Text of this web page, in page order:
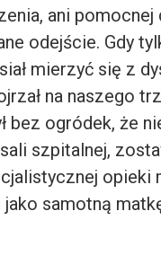
ani pomocnej
odejście. Gdy
mierzyć się z
na naszego
bez ogródek, że
szpitalnej,
opieki
samotną